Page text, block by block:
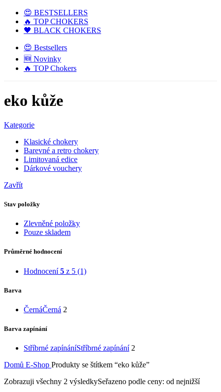
😍 BESTSELLERS
🔥 TOP CHOKERS
🖤 BLACK CHOKERS
😍 Bestsellers
🆕 Novinky
🔥 TOP Chokers
eko kůže
Kategorie
Klasické chokery
Barevné a retro chokery
Limitovaná edice
Dárkové vouchery
Zavřít
Stav položky
Zlevněné položky
Pouze skladem
Průměrné hodnocení
Hodnocení5 z 5 (1)
Barva
ČernáČerná 2
Barva zapínání
Stříbrné zapínáníStříbrné zapínání 2
Domů E-Shop Produkty se štítkem “eko kůže”
Zobrazuji všechny 2 výsledkySeřazeno podle ceny: od nejnižší